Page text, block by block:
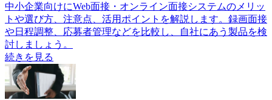
中小企業向けにWeb面接・オンライン面接システムのメリッ
トや選び方、注意点、活用ポイントを解説します。録画面接
や日程調整、応募者管理などを比較し、自社にあう製品を検
討しましょう。
続きを見る